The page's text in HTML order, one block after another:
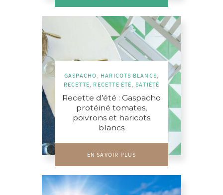
GASPACHO HARICOTS BLANCS
RECETTE RECETTE ÉTÉ SATIÉTÉ
Recette d’été : Gaspacho
protéiné tomates,
poivrons et haricots
blancs
EN SAVOIR PLUS